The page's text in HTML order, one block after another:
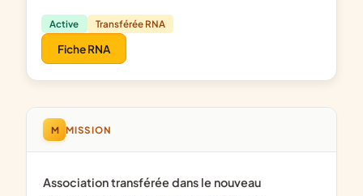
Active Transférée RNA
Fiche RNA
M MISSION
Association transférée dans le nouveau